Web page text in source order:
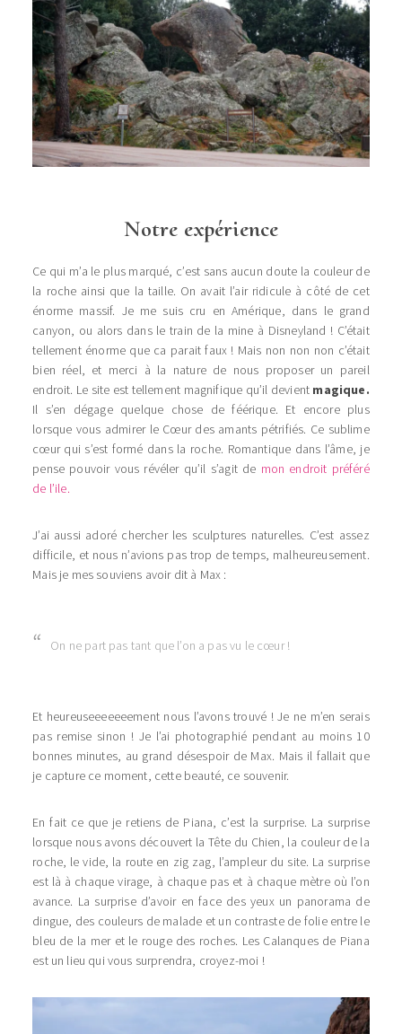
Notre expérience
Ce qui m’a le plus marqué, c’est sans aucun doute la couleur de
la roche ainsi que la taille. On avait l’air ridicule à côté de cet
énorme massif. Je me suis cru en Amérique, dans le grand
canyon, ou alors dans le train de la mine à Disneyland ! C’était
tellement énorme que ca parait faux ! Mais non non non c’était
bien réel, et merci à la nature de nous proposer un pareil
endroit. Le site est tellement magnifique qu’il devient magique.
Il s’en dégage quelque chose de féérique. Et encore plus
lorsque vous admirer le Cœur des amants pétrifiés. Ce sublime
cœur qui s’est formé dans la roche. Romantique dans l’âme, je
pense pouvoir vous révéler qu’il s’agit de mon endroit préféré
de l’ile.
J’ai aussi adoré chercher les sculptures naturelles. C’est assez
difficile, et nous n’avions pas trop de temps, malheureusement.
Mais je mes souviens avoir dit à Max :
On ne part pas tant que l’on a pas vu le cœur !
Et heureuseeeeeeement nous l’avons trouvé ! Je ne m’en serais
pas remise sinon ! Je l’ai photographié pendant au moins 10
bonnes minutes, au grand désespoir de Max. Mais il fallait que
je capture ce moment, cette beauté, ce souvenir.
En fait ce que je retiens de Piana, c’est la surprise. La surprise
lorsque nous avons découvert la Tête du Chien, la couleur de la
roche, le vide, la route en zig zag, l’ampleur du site. La surprise
est là à chaque virage, à chaque pas et à chaque mètre où l’on
avance. La surprise d’avoir en face des yeux un panorama de
dingue, des couleurs de malade et un contraste de folie entre le
bleu de la mer et le rouge des roches. Les Calanques de Piana
est un lieu qui vous surprendra, croyez-moi !